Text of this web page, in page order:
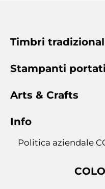
Timbri
Stampanti
Arts & Crafts
Info
Politica aziendale